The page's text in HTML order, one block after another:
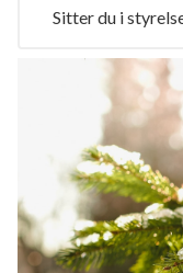
Sitter du i